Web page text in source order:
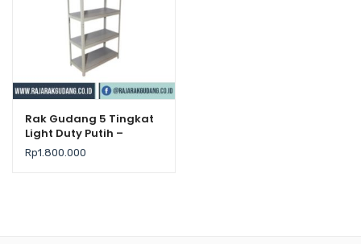
Rak Gudang 5 Tingkat
Light Duty Putih –
Krisbow
Rp1.800.000